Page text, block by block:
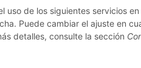
de los siguientes servicios
Puede cambiar el ajuste en
detalles, consulte la sección
AFATEK España| Su
Asesoría técnica:
Oferta para talleres: compras